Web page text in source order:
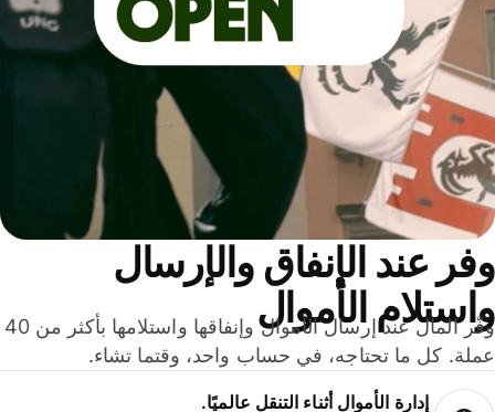
عند الإنفاق والإرسال
الأموال
وفّر المال عند إرسال الأموال وإنفاقها واستلامها بأكثر من 40
كل ما تحتاجه، في حساب واحد، وقتما تشاء.
إدارة الأموال أثناء التنقل عالميًا.